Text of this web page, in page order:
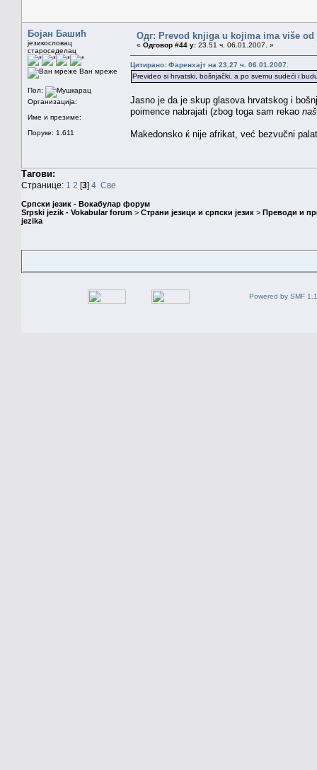
Бојан Башић
језикословац
староседелац
Ван мреже
Пол:
Организација:
Име и презиме:
Поруке: 1.611
Одг: Prevod knjiga u kojima ima više
« Одговор #44 у: 23.51 ч. 06.01.2007. »
Цитирано: Фаренхајт на 23.27 ч. 06.01.2007.
Prevideo si hrvatski, bošnjački, a po svemu sudeći i
Jasno je da je skup glasova hrvatskog i
poimence nabrajati (zbog toga sam rekao
Makedonsko ќ nije afrikat, već bezvučni
Тагови:
Странице: 1 2 [3] 4 Све
Српски језик - Вокабулар форум
Srpski jezik - Vokabular forum > Страни језици и српски језик > Преводи и
jezika
Powered by SMF